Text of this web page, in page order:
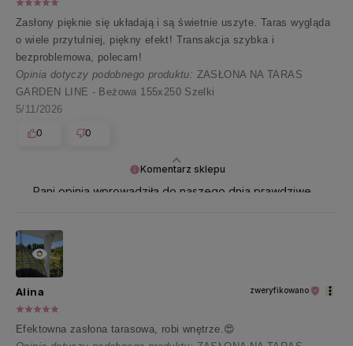
Komentarz sklepu
Pani opinia wprowadziła do naszego dnia prawdziwe
Zasłony pięknie się układają i są świetnie uszyte. Taras wygląda
o wiele przytulniej, piękny efekt! Transakcja szybka i
bezproblemowa, polecam!
Opinia dotyczy podobnego produktu: ZASŁONA NA TARAS
GARDEN LINE - Beżowa 155x250 Szelki
5/11/2026
0
0
Alina zweryfikowano
Efektowna zasłona tarasowa, robi wnętrze.😍